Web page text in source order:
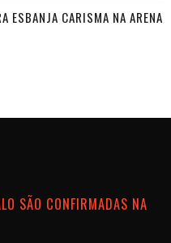
ESBANJA CARISMA NA ARENA
SÃO CONFIRMADAS NA